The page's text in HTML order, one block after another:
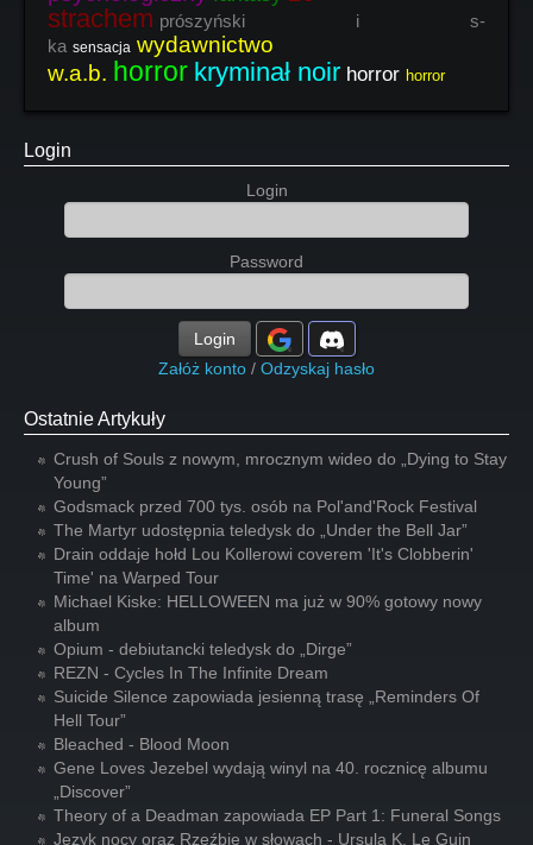
strachem prószyński i s-
ka sensacja wydawnictwo
w.a.b. horror kryminał noir horror horror
Login
Login
Password
Login
Załóż konto / Odzyskaj hasło
Ostatnie Artykuły
Crush of Souls z nowym, mrocznym wideo do „Dying to Stay
Young”
Godsmack przed 700 tys. osób na Pol'and'Rock Festival
The Martyr udostępnia teledysk do „Under the Bell Jar”
Drain oddaje hołd Lou Kollerowi coverem 'It's Clobberin'
Time' na Warped Tour
Michael Kiske: HELLOWEEN ma już w 90% gotowy nowy
album
Opium - debiutancki teledysk do „Dirge”
REZN - Cycles In The Infinite Dream
Suicide Silence zapowiada jesienną trasę „Reminders Of
Hell Tour”
Bleached - Blood Moon
Gene Loves Jezebel wydają winyl na 40. rocznicę albumu
„Discover”
Theory of a Deadman zapowiada EP Part 1: Funeral Songs
Język nocy oraz Rzeźbię w słowach - Ursula K. Le Guin